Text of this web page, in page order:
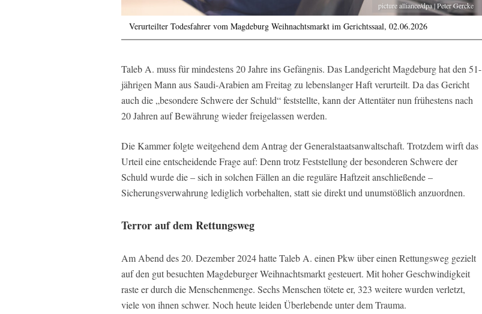
picture alliance/dpa | Peter Gercke
Verurteilter Todesfahrer vom Magdeburg Weihnachtsmarkt im Gerichtssaal, 02.06.2026
Taleb A. muss für mindestens 20 Jahre ins Gefängnis. Das Landgericht Magdeburg hat den 51-
jährigen Mann aus Saudi-Arabien am Freitag zu lebenslanger Haft verurteilt. Da das Gericht
auch die „besondere Schwere der Schuld“ feststellte, kann der Attentäter nun frühestens nach
20 Jahren auf Bewährung wieder freigelassen werden.
Die Kammer folgte weitgehend dem Antrag der Generalstaatsanwaltschaft. Trotzdem wirft das
Urteil eine entscheidende Frage auf: Denn trotz Feststellung der besonderen Schwere der
Schuld wurde die – sich in solchen Fällen an die reguläre Haftzeit anschließende –
Sicherungsverwahrung lediglich vorbehalten, statt sie direkt und unumstößlich anzuordnen.
Terror auf dem Rettungsweg
Am Abend des 20. Dezember 2024 hatte Taleb A. einen Pkw über einen Rettungsweg gezielt
auf den gut besuchten Magdeburger Weihnachtsmarkt gesteuert. Mit hoher Geschwindigkeit
raste er durch die Menschenmenge. Sechs Menschen tötete er, 323 weitere wurden verletzt,
viele von ihnen schwer. Noch heute leiden Überlebende unter dem Trauma.